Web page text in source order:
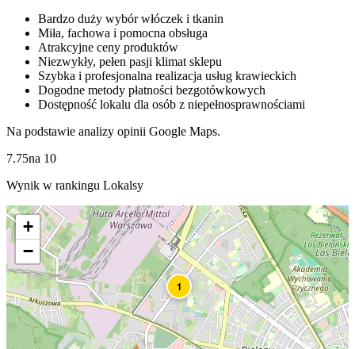
Bardzo duży wybór włóczek i tkanin
Miła, fachowa i pomocna obsługa
Atrakcyjne ceny produktów
Niezwykły, pełen pasji klimat sklepu
Szybka i profesjonalna realizacja usług krawieckich
Dogodne metody płatności bezgotówkowych
Dostępność lokalu dla osób z niepełnosprawnościami
Na podstawie analizy opinii Google Maps.
7.75na 10
Wynik w rankingu Lokalsy
1
+
−